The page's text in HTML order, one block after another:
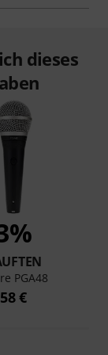
dieses
PGA48
58 €